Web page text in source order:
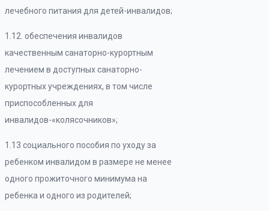
лечебного питания для детей-инвалидов;
1.12. обеспечения инвалидов
качественным санаторно-курортным
лечением в доступных санаторно-
курортных учреждениях, в том числе
приспособленных для
инвалидов-«колясочников»;
1.13 социального пособия по уходу за
ребенком инвалидом в размере не менее
одного прожиточного минимума на
ребенка и одного из родителей;